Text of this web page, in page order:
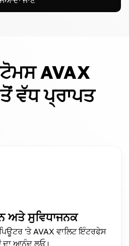
AVAX
ਵੱਧ ਪ੍ਰਾਪਤ
ਸੁਵਿਧਾਜਨਕ
'ਤੇ AVAX ਵਾਲਿਟ ਇੰਟਰਫੇਸ
ਦਾ ਆਨੰਦ ਲਓ।